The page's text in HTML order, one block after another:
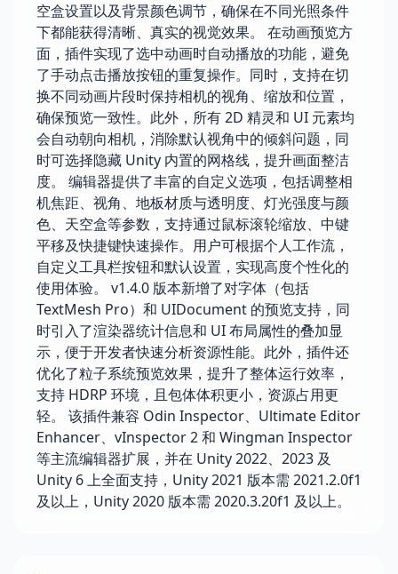
空盒设置以及背景颜色调节，确保在不同光照条件
下都能获得清晰、真实的视觉效果。 在动画预览方
面，插件实现了选中动画时自动播放的功能，避免
了手动点击播放按钮的重复操作。同时，支持在切
换不同动画片段时保持相机的视角、缩放和位置，
确保预览一致性。此外，所有 2D 精灵和 UI 元素均
会自动朝向相机，消除默认视角中的倾斜问题，同
时可选择隐藏 Unity 内置的网格线，提升画面整洁
度。 编辑器提供了丰富的自定义选项，包括调整相
机焦距、视角、地板材质与透明度、灯光强度与颜
色、天空盒等参数，支持通过鼠标滚轮缩放、中键
平移及快捷键快速操作。用户可根据个人工作流，
自定义工具栏按钮和默认设置，实现高度个性化的
使用体验。 v1.4.0 版本新增了对字体（包括
TextMesh Pro）和 UIDocument 的预览支持，同
时引入了渲染器统计信息和 UI 布局属性的叠加显
示，便于开发者快速分析资源性能。此外，插件还
优化了粒子系统预览效果，提升了整体运行效率，
支持 HDRP 环境，且包体体积更小，资源占用更
轻。 该插件兼容 Odin Inspector、Ultimate Editor
Enhancer、vInspector 2 和 Wingman Inspector
等主流编辑器扩展，并在 Unity 2022、2023 及
Unity 6 上全面支持，Unity 2021 版本需 2021.2.0f1
及以上，Unity 2020 版本需 2020.3.20f1 及以上。